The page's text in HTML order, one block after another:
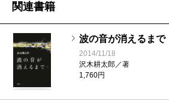
る劉、美しい娼婦李蘭のトライ
に、個性的な脇役を配して色彩
開することも書いておかなけれ
熱狂的なギャンブル小説愛好者
一冊だが、それ以外の要素もた
は強調しておきたい。二〇一
自身が「バカラ」というリング
ているかのようにも、僕は感じ
物語の進行とともに、航平はバ
ぷりとはまり込んでいき、最終
を賭けた極限の勝負に挑みます
つか負けるか――極限状態に身
関連書籍
波の音が消えるまで
2014/11/18
沢木耕太郎／著
1,760円